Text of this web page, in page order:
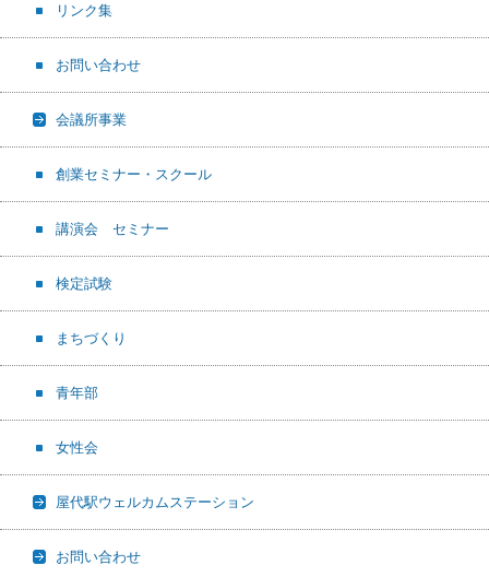
リンク集
お問い合わせ
会議所事業
創業セミナー・スクール
講演会 セミナー
検定試験
まちづくり
青年部
女性会
屋代駅ウェルカムステーション
お問い合わせ